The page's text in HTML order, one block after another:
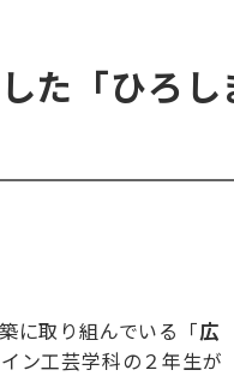
た「ひろ
に取り組んでいる「広
ン工芸学科の２年生が